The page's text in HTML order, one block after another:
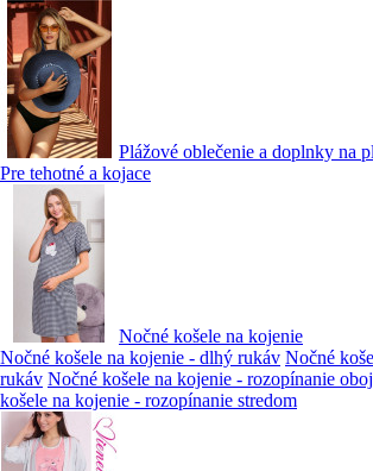
Plážové oblečenie a doplnky na
Pre tehotné a kojace
Nočné košele na kojenie
Nočné košele na kojenie - dlhý rukáv Nočné
rukáv Nočné košele na kojenie - rozopínanie
košele na kojenie - rozopínanie stredom